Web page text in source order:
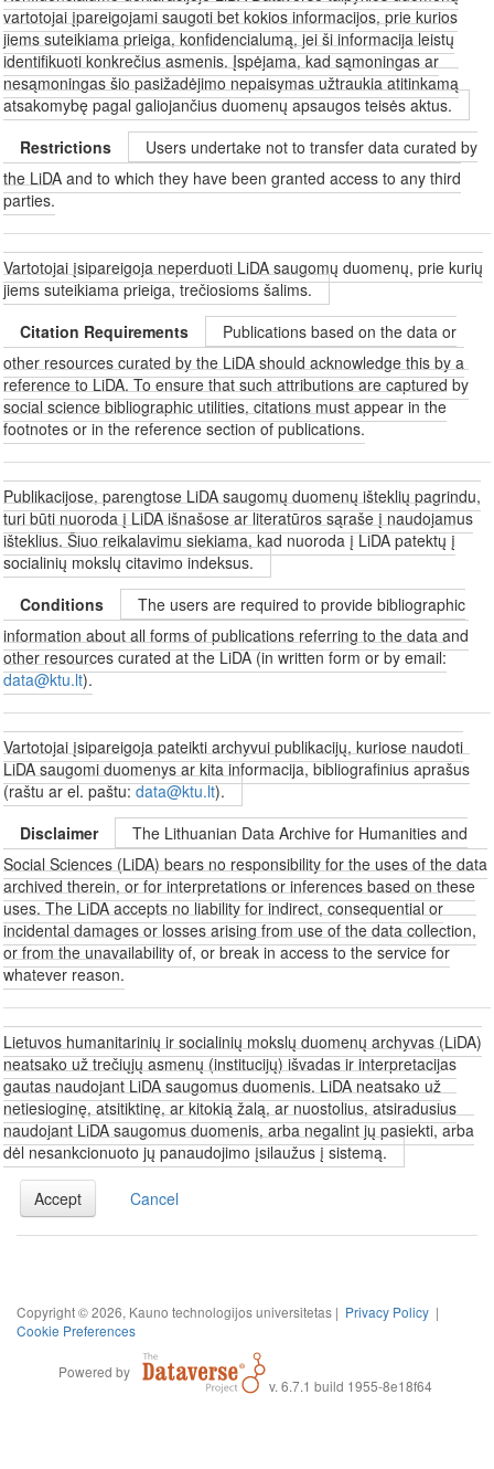
vartotojai įpareigojami saugoti bet kokios informacijos, prie kurios
jiems suteikiama prieiga, konfidencialumą, jei ši informacija leistų
identifikuoti konkrečius asmenis. Įspėjama, kad sąmoningas ar
nesąmoningas šio pasižadėjimo nepaisymas užtraukia atitinkamą
atsakomybę pagal galiojančius duomenų apsaugos teisės aktus.
Restrictions
Users undertake not to transfer data curated by
the LiDA and to which they have been granted access to any third
parties.
Vartotojai įsipareigoja neperduoti LiDA saugomų duomenų, prie kurių
jiems suteikiama prieiga, trečiosioms šalims.
Citation Requirements
Publications based on the data or
other resources curated by the LiDA should acknowledge this by a
reference to LiDA. To ensure that such attributions are captured by
social science bibliographic utilities, citations must appear in the
footnotes or in the reference section of publications.
Publikacijose, parengtose LiDA saugomų duomenų išteklių pagrindu,
turi būti nuoroda į LiDA išnašose ar literatūros sąraše į naudojamus
išteklius. Šiuo reikalavimu siekiama, kad nuoroda į LiDA patektų į
socialinių mokslų citavimo indeksus.
Conditions
The users are required to provide bibliographic
information about all forms of publications referring to the data and
other resources curated at the LiDA (in written form or by email:
data@ktu.lt).
Vartotojai įsipareigoja pateikti archyvui publikacijų, kuriose naudoti
LiDA saugomi duomenys ar kita informacija, bibliografinius aprašus
(raštu ar el. paštu:data@ktu.lt).
Disclaimer
The Lithuanian Data Archive for Humanities and
Social Sciences (LiDA) bears no responsibility for the uses of the data
archived therein, or for interpretations or inferences based on these
uses. The LiDA accepts no liability for indirect, consequential or
incidental damages or losses arising from use of the data collection,
or from the unavailability of, or break in access to the service for
whatever reason.
Lietuvos humanitarinių ir socialinių mokslų duomenų archyvas (LiDA)
neatsako už trečiųjų asmenų (institucijų) išvadas ir interpretacijas
gautas naudojant LiDA saugomus duomenis. LiDA neatsako už
netiesioginę, atsitiktinę, ar kitokią žalą, ar nuostolius, atsiradusius
naudojant LiDA saugomus duomenis, arba negalint jų pasiekti, arba
dėl nesankcionuoto jų panaudojimo įsilaužus į sistemą.
Accept Cancel
Copyright © 2026, Kauno technologijos universitetas | Privacy Policy |
Cookie Preferences
Powered by
v. 6.7.1 build 1955-8e18f64